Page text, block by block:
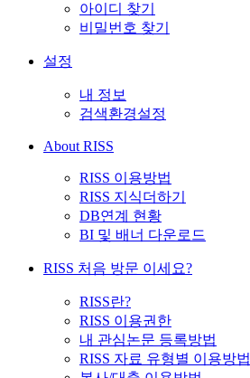
아이디 찾기
비밀번호 찾기
설정
내 정보
검색환경설정
About RISS
RISS 이용방법
RISS 지식더하기
DB연계 현황
BI 및 배너 다운로드
RISS 처음 방문 이세요?
RISS란?
RISS 이용권한
내 관심논문 등록방법
RISS 자료 유형별 이용방법